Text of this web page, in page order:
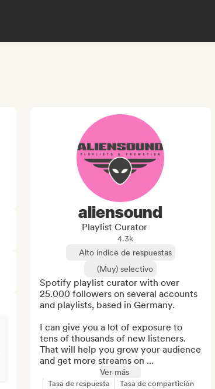
aliensound
Playlist Curator
4.3k
Alto índice de respuestas
(Muy) selectivo
Spotify playlist curator with over
25.000 followers on several accounts
and playlists, based in Germany.
I can give you a lot of exposure to
tens of thousands of new listeners.
That will help you grow your audience
and get more streams on ...
Ver más
Tasa de respuesta Tasa de compartición